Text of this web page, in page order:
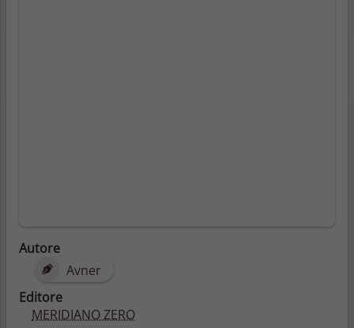
Autore
Avner
Editore
MERIDIANO ZERO